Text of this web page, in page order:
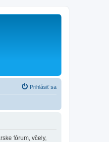
Prihlásiť sa
fórum, včely,